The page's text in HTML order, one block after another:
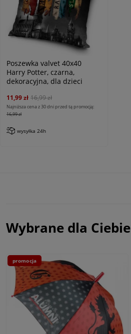
Poszewka valvet 40x40
Harry Potter, czarna,
dekoracyjna, dla dzieci
11,99 zł 16,99 zł
Najniższa cena z 30 dni przed tą promocją:
16,99 zł
wysyłka 24h
Wybrane dla Ciebie
promocja